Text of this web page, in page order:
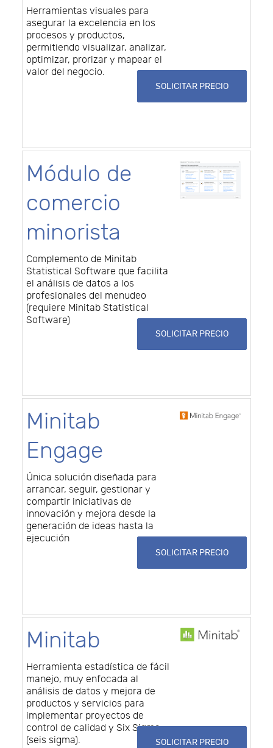
Herramientas visuales para
asegurar la excelencia en los
procesos y productos,
permitiendo visualizar, analizar,
optimizar, prorizar y mapear el
valor del negocio.
SOLICITAR PRECIO
Módulo de
comercio
minorista
Complemento de Minitab
Statistical Software que facilita
el análisis de datos a los
profesionales del menudeo
(requiere Minitab Statistical
Software)
SOLICITAR PRECIO
Minitab
Engage
Única solución diseñada para
arrancar, seguir, gestionar y
compartir iniciativas de
innovación y mejora desde la
generación de ideas hasta la
ejecución
SOLICITAR PRECIO
Minitab
Herramienta estadística de fácil
manejo, muy enfocada al
análisis de datos y mejora de
productos y servicios para
implementar proyectos de
control de calidad y Six Sigma
(seis sigma).
SOLICITAR PRECIO